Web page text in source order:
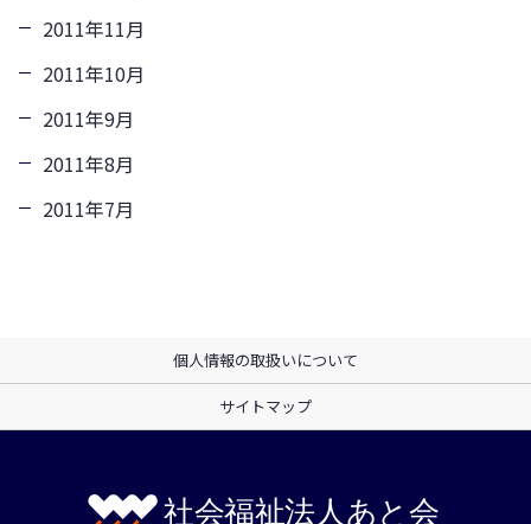
2011年11月
2011年10月
2011年9月
2011年8月
2011年7月
個人情報の取扱いについて
サイトマップ